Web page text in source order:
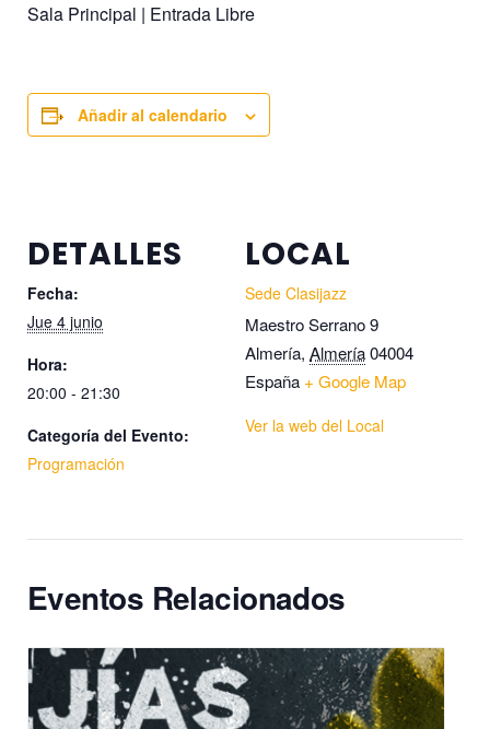
Sala Principal | Entrada Libre
Añadir al calendario
DETALLES
Fecha:
Jue 4 junio
Hora:
20:00 - 21:30
Categoría del Evento:
Programación
LOCAL
Sede Clasijazz
Maestro Serrano 9
Almería, Almería04004
España + Google Map
Ver la web del Local
Eventos Relacionados